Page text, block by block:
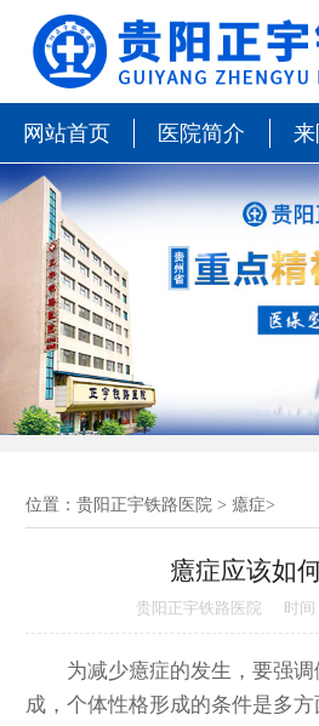
网站首页 医院简介
位置： 贵阳正宇铁路医院 > 癔症>
癔症应该如
贵阳正宇铁路医院 时
为减少癔症的发生，要强
成，个体性格形成的条件是多